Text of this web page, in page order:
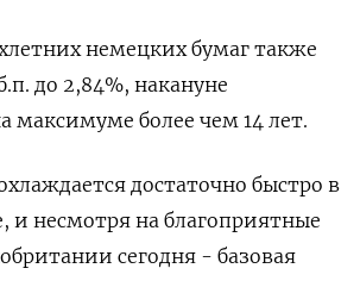
немецких бумаг также
до 2,84%, накануне
максимуме более чем 14 лет.
достаточно быстро в
и несмотря на благоприятные
сегодня - базовая